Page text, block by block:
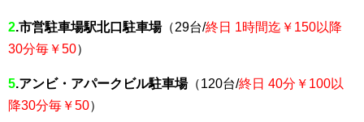
2.市営駐車場駅北口駐車場（29台/終日 1時間迄￥150以降
30分毎￥50）
5.アンビ・アパークビル駐車場（120台/終日 40分￥100以
降30分毎￥50）